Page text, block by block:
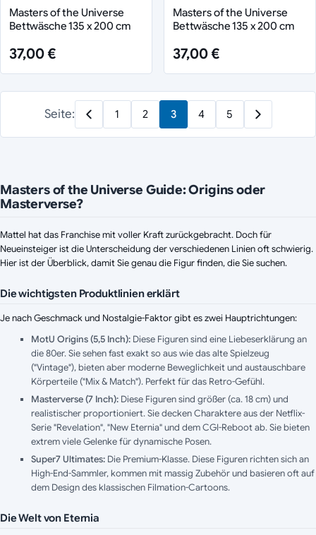
Masters of the Universe
Bettwäsche 135 x 200 cm
37,00 €
Masters of the Universe
Bettwäsche 135 x 200 cm
37,00 €
Seite: 1 2 3 4 5
Masters of the Universe Guide: Origins oder
Masterverse?
Mattel hat das Franchise mit voller Kraft zurückgebracht. Doch für
Neueinsteiger ist die Unterscheidung der verschiedenen Linien oft schwierig.
Hier ist der Überblick, damit Sie genau die Figur finden, die Sie suchen.
Die wichtigsten Produktlinien erklärt
Je nach Geschmack und Nostalgie-Faktor gibt es zwei Hauptrichtungen:
MotU Origins (5,5 Inch): Diese Figuren sind eine Liebeserklärung an
die 80er. Sie sehen fast exakt so aus wie das alte Spielzeug
("Vintage"), bieten aber moderne Beweglichkeit und austauschbare
Körperteile ("Mix & Match"). Perfekt für das Retro-Gefühl.
Masterverse (7 Inch): Diese Figuren sind größer (ca. 18 cm) und
realistischer proportioniert. Sie decken Charaktere aus der Netflix-
Serie "Revelation", "New Eternia" und dem CGI-Reboot ab. Sie bieten
extrem viele Gelenke für dynamische Posen.
Super7 Ultimates: Die Premium-Klasse. Diese Figuren richten sich an
High-End-Sammler, kommen mit massig Zubehör und basieren oft auf
dem Design des klassischen Filmation-Cartoons.
Die Welt von Eternia